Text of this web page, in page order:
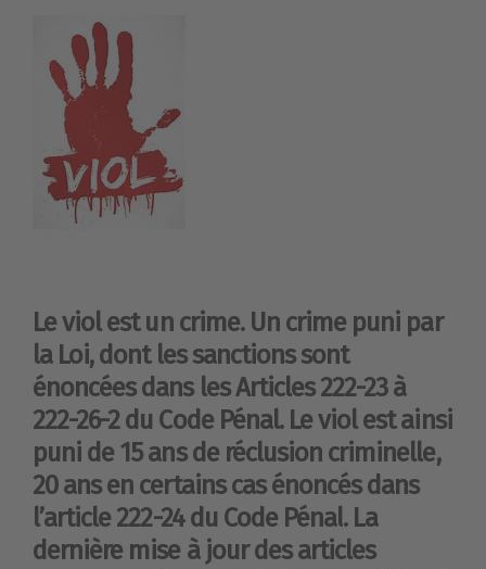
Le viol est un crime. Un crime puni par
la Loi, dont les sanctions sont
énoncées dans les Articles 222-23 à
222-26-2 du Code Pénal. Le viol est ainsi
puni de 15 ans de réclusion criminelle,
20 ans en certains cas énoncés dans
l’article 222-24 du Code Pénal.La
dernière mise à jour des articles